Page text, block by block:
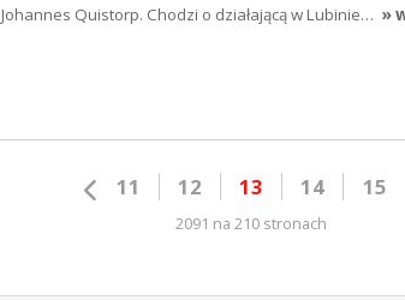
Johannes Quistorp. Chodzi o działającą w Lubinie… »
11 12 13 14 15
2091 na 210 stronach